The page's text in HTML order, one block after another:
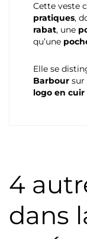
Cette veste
pratiques,
rabat, une
qu’une
Elle se
Barbour sur
logo en cuir
4
dans